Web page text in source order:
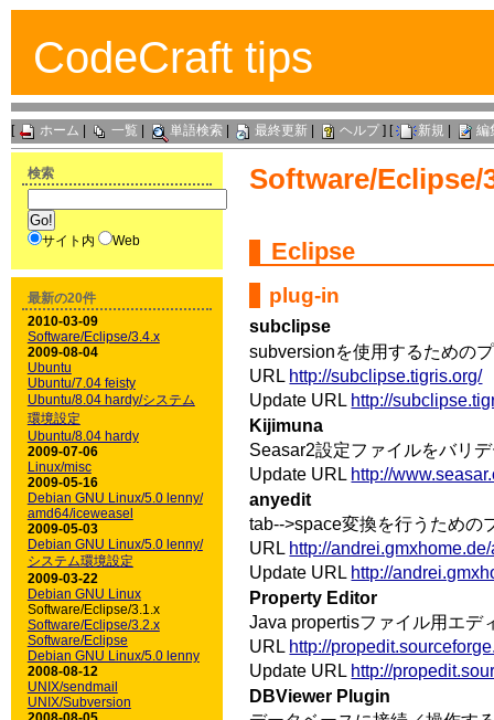
CodeCraft tips
[ ホーム 一覧 単語検索| 最終更新| ヘルプ] [ 新規 編
Software/Eclipse/
Eclipse
plug-in
subclipse
subversionを使用するための
URL http://subclipse.tigris.org/
Update URL http://
Kijimuna
Seasar2設定ファイルをバリ
Update URL http://
anyedit
tab-->space変換を行うための
URL http://
Update URL http://
Property Editor
Java propertisファイル用エデ
URL http://
Update URL http://
DBViewer Plugin
検索
サイト内 Web
最新の20件
2010-03-09
Software/Eclipse/3.4.x
2009-08-04
Ubuntu
Ubuntu/7.04 feisty
Ubuntu/8.04 hardy/システム
環境設定
Ubuntu/8.04 hardy
2009-07-06
Linux/misc
2009-05-16
Debian GNU Linux/5.0 lenny/
amd64/iceweasel
2009-05-03
Debian GNU Linux/5.0 lenny/
システム環境設定
2009-03-22
Debian GNU Linux
Software/Eclipse/3.1.x
Software/Eclipse/3.2.x
Software/Eclipse
Debian GNU Linux/5.0 lenny
2008-08-12
UNIX/sendmail
UNIX/Subversion